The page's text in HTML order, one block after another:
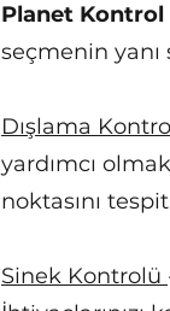
Planet Kontrol
seçmenin yanı
Dışlama
yardımcı
noktasını
Sinek Kontrolü